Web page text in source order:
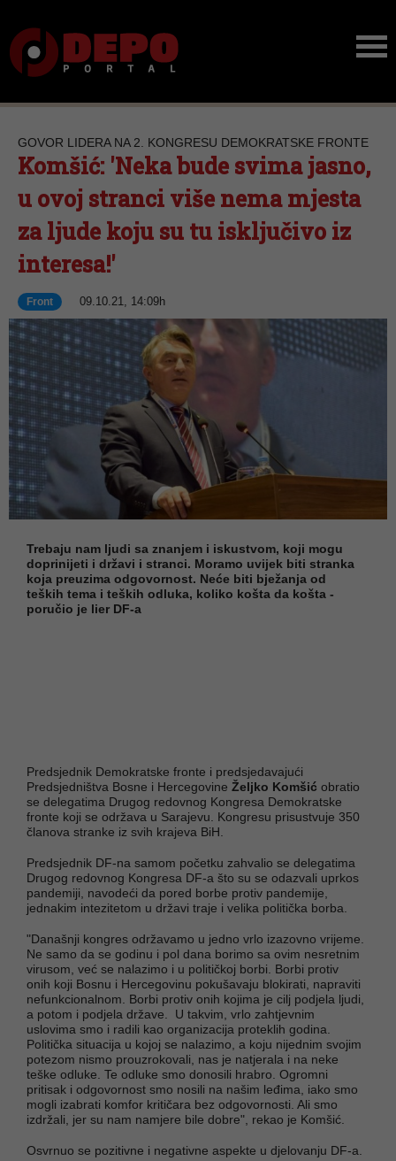
GOVOR LIDERA NA 2. KONGRESU DEMOKRATSKE FRONTE
Komšić: 'Neka bude svima jasno,
u ovoj stranci više nema mjesta
za ljude koju su tu isključivo iz
interesa!'
Front 09.10.21, 14:09h
Trebaju nam ljudi sa znanjem i iskustvom, koji mogu
doprinijeti i državi i stranci. Moramo uvijek biti stranka
koja preuzima odgovornost. Neće biti bježanja od
teških tema i teških odluka, koliko košta da košta -
poručio je lier DF-a
Predsjednik Demokratske fronte i predsjedavajući
Predsjedništva Bosne i Hercegovine Željko Komšić obratio
se delegatima Drugog redovnog Kongresa Demokratske
fronte koji se održava u Sarajevu. Kongresu prisustvuje 350
članova stranke iz svih krajeva BiH.
Predsjednik DF-na samom početku zahvalio se delegatima
Drugog redovnog Kongresa DF-a što su se odazvali uprkos
pandemiji, navodeći da pored borbe protiv pandemije,
jednakim intezitetom u državi traje i velika politička borba.
"Današnji kongres održavamo u jedno vrlo izazovno vrijeme.
Ne samo da se godinu i pol dana borimo sa ovim nesretnim
virusom, već se nalazimo i u političkoj borbi. Borbi protiv
onih koji Bosnu i Hercegovinu pokušavaju blokirati, napraviti
nefunkcionalnom. Borbi protiv onih kojima je cilj podjela ljudi,
a potom i podjela države. U takvim, vrlo zahtjevnim
uslovima smo i radili kao organizacija proteklih godina.
Politička situacija u kojoj se nalazimo, a koju nijednim svojim
potezom nismo prouzrokovali, nas je natjerala i na neke
teške odluke. Te odluke smo donosili hrabro. Ogromni
pritisak i odgovornost smo nosili na našim leđima, iako smo
mogli izabrati komfor kritičara bez odgovornosti. Ali smo
izdržali, jer su nam namjere bile dobre", rekao je Komšić.
Osvrnuo se pozitivne i negativne aspekte u djelovanju DF-a.